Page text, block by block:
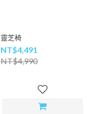
靈芝椅
NT$4,491
NT$4,990